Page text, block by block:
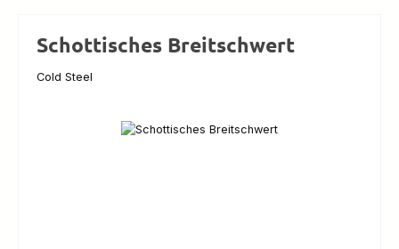
Schottisches Breitschwert
Cold Steel
Bildergalerie überspringen